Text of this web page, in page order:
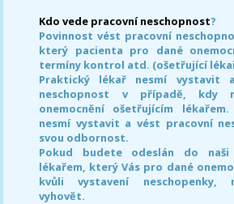
Kdo vede pracovní neschopnost?
Povinnost vést pracovní
který pacienta pro dané
termíny kontrol atd. (ošetřující
Praktický lékař nesmí vystavit
neschopnost v případě, kdy
onemocnění ošetřujícím
nesmí vystavit a vést pracovní
svou odbornost.
Pokud budete odeslán do naši
lékařem, který Vás pro dané
kvůli vystavení neschopenky,
vyhovět.